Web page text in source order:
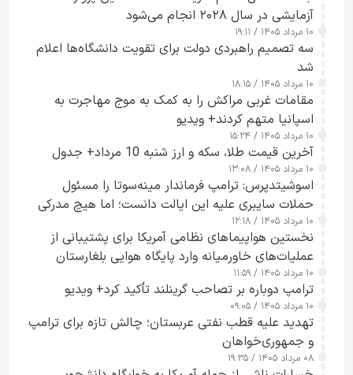
آزمایشی در سال ۲۰۲۸ انجام می‌شود
۱۰ مرداد ۱۴۰۵ / ۱۹:۱۱
سه تصمیم راهبردی دولت برای تقویت دانشگاه‌ها اعلام
شد
۱۰ مرداد ۱۴۰۵ / ۱۸:۱۵
مقامات غربی مراکش را به کمک به موج مهاجرت به
اسپانیا متهم کردند+ ویدیو
۱۰ مرداد ۱۴۰۵ / ۱۵:۲۴
آخرین قیمت طلا، سکه و ارز شنبه 10 مرداد+ جدول
۱۰ مرداد ۱۴۰۵ / ۱۳:۰۸
اسوشیتدپرس: ترامپ فرماندار مینه‌سوتا را مسئول
حملات سایبری علیه این ایالت دانست؛ اما هیچ مدرکی
ارائه نکرد
۱۰ مرداد ۱۴۰۵ / ۱۲:۱۸
نخستین هواپیماهای نظامی آمریکا برای پشتیبانی از
عملیات‌های خاورمیانه وارد پایگاه هوایی بلغارستان
شدند
۱۰ مرداد ۱۴۰۵ / ۱۱:۵۹
ترامپ دوباره بر تصاحب گرینلند تأکید کرد+ ویدیو
۱۰ مرداد ۱۴۰۵ / ۰۹:۰۵
تهدید علیه قطب نفتی عربستان؛ چالش تازه برای ترامپ
و جمهوری‌خواهان
۰۸ مرداد ۱۴۰۵ / ۱۹:۳۵